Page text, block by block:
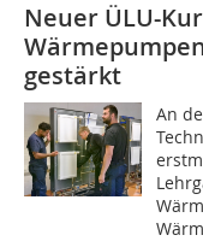
Neuer ÜLU-
gestärkt
An